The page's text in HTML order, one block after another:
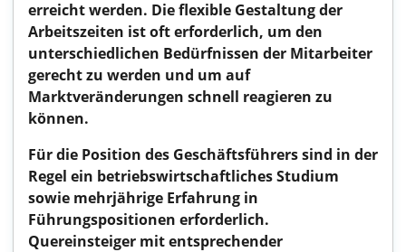
erreicht werden. Die flexible Gestaltung der
Arbeitszeiten ist oft erforderlich, um den
unterschiedlichen Bedürfnissen der Mitarbeiter
gerecht zu werden und um auf
Marktveränderungen schnell reagieren zu
können.
Für die Position des Geschäftsführers sind in der
Regel ein betriebswirtschaftliches Studium
sowie mehrjährige Erfahrung in
Führungspositionen erforderlich.
Quereinsteiger mit entsprechender